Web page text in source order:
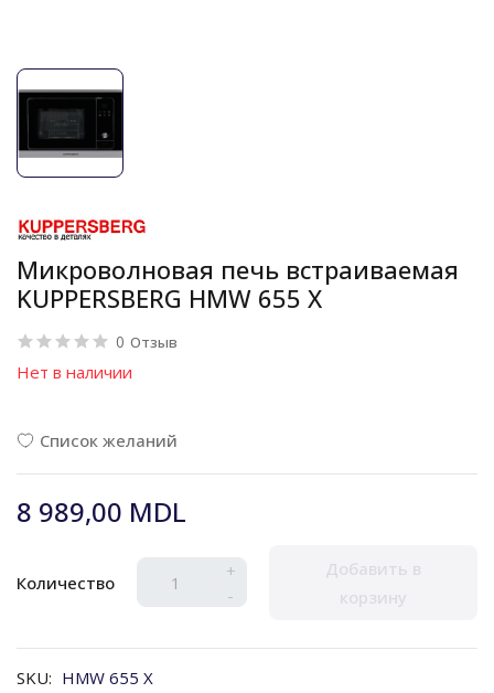
Микроволновая печь встраиваемая
KUPPERSBERG HMW 655 X
0 Отзыв
Нет в наличии
Список желаний
8 989,00 MDL
Количество
+
-
Добавить в
корзину
SKU: HMW 655 X